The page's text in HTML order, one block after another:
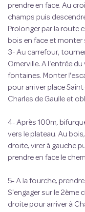
prendre en face. Au
champs puis
Prolonger par la route
bois en face et monter
3- Au carrefour,
Omerville. A l'entrée
fontaines. Monter
pour arriver place
Charles de Gaulle et
4- Après 100m,
vers le plateau. Au
droite, virer à gauche
prendre en face le
5- A la fourche,
S'engager sur le 2ème
droite pour arriver à